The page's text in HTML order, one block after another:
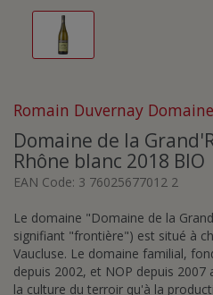
Romain Duvernay
Domaine de la
Rhône blanc 2018 BIO
EAN Code: 3 76025677012 2
Le domaine "Domaine de la
signifiant "frontière") est situé à
Vaucluse. Le domaine familial,
depuis 2002, et NOP depuis
la culture du terroir qu'à la